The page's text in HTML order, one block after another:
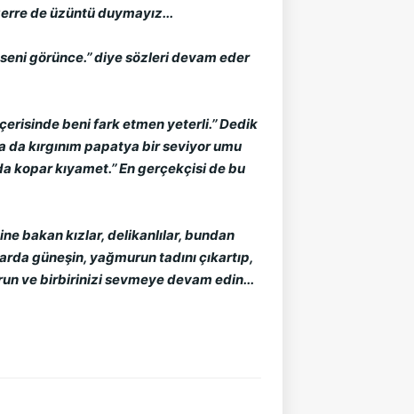
de üzüntü duymayız...
görünce.’’ diye sözleri devam eder
beni fark etmen yeterli.’’ Dedik
kırgınım papatya bir seviyor umu
kopar kıyamet.’’ En gerçekçisi de bu
bakan kızlar, delikanlılar, bundan
güneşin, yağmurun tadını çıkartıp,
ve birbirinizi sevmeye devam edin...